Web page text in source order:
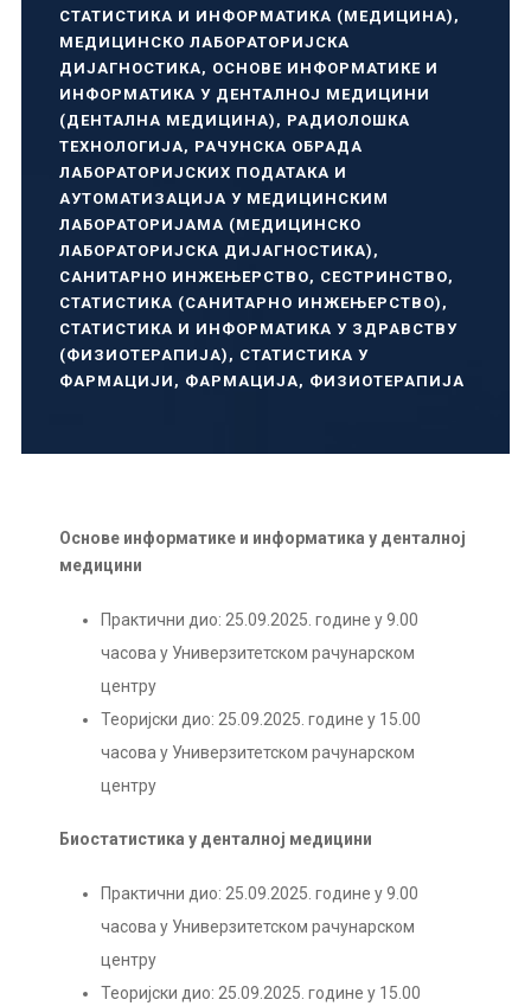
СТАТИСТИКА И ИНФОРМАТИКА (МЕДИЦИНА) ,
МЕДИЦИНСКО ЛАБОРАТОРИЈСКА
ДИЈАГНОСТИКА, ОСНОВЕ ИНФОРМАТИКЕ И
ИНФОРМАТИКА У ДЕНТАЛНОЈ МЕДИЦИНИ
(ДЕНТАЛНА МЕДИЦИНА) , РАДИОЛОШКА
ТЕХНОЛОГИЈА, РАЧУНСКА ОБРАДА
ЛАБОРАТОРИЈСКИХ ПОДАТАКА И
АУТОМАТИЗАЦИЈА У МЕДИЦИНСКИМ
ЛАБОРАТОРИЈАМА (МЕДИЦИНСКО
ЛАБОРАТОРИЈСКА ДИЈАГНОСТИКА) ,
САНИТАРНО ИНЖЕЊЕРСТВО, СЕСТРИНСТВО,
СТАТИСТИКА (САНИТАРНО ИНЖЕЊЕРСТВО) ,
СТАТИСТИКА И ИНФОРМАТИКА У ЗДРАВСТВУ
(ФИЗИОТЕРАПИЈА) , СТАТИСТИКА У
ФАРМАЦИЈИ , ФАРМАЦИЈА, ФИЗИОТЕРАПИЈА
Основе информатике и информатика у денталној
медицини
Практични дио: 25.09.2025. године у 9.00
часова у Универзитетском рачунарском
центру
Теоријски дио: 25.09.2025. године у 15.00
часова у Универзитетском рачунарском
центру
Биостатистика у денталној медицини
Практични дио: 25.09.2025. године у 9.00
часова у Универзитетском рачунарском
центру
Теоријски дио: 25.09.2025. године у 15.00